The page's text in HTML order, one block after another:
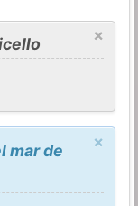
×
×
mar de